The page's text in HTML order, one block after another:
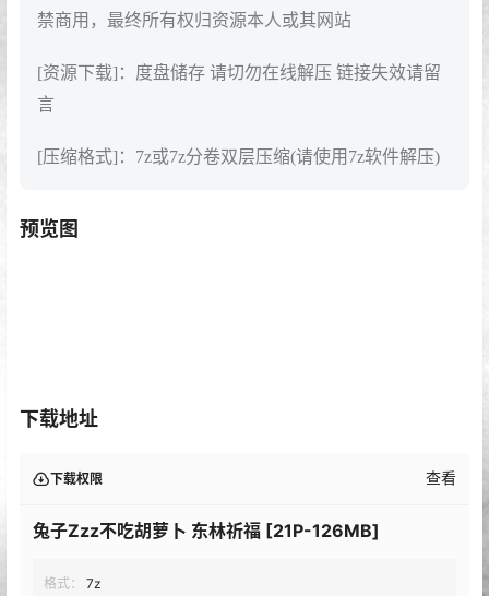
禁商用，最终所有权归资源本人或其网站
[资源下载]：度盘储存 请切勿在线解压 链接失效请留
言
[压缩格式]：7z或7z分卷双层压缩(请使用7z软件解压)
预览图
下载地址
下载权限 查看
兔子Zzz不吃胡萝卜 东林祈福 [21P-126MB]
格式：
7z